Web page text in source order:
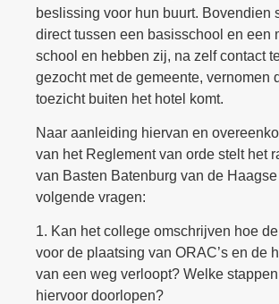
beslissing voor hun buurt. Bovendien
direct tussen een basisschool en een
school en hebben zij, na zelf contact
gezocht met de gemeente, vernomen
toezicht buiten het hotel komt.
Naar aanleiding hiervan en
van het Reglement van orde stelt het
van Basten Batenburg van de
volgende vragen:
1. Kan het college omschrijven hoe
voor de plaatsing van ORAC’s en de
van een weg verloopt? Welke
hiervoor doorlopen?